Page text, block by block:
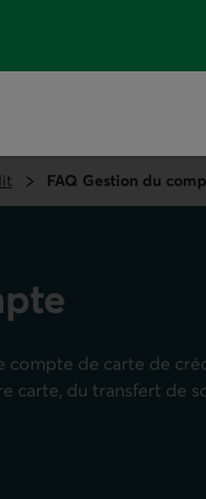
FAQ Gestion du
de carte de
carte, du transfert de